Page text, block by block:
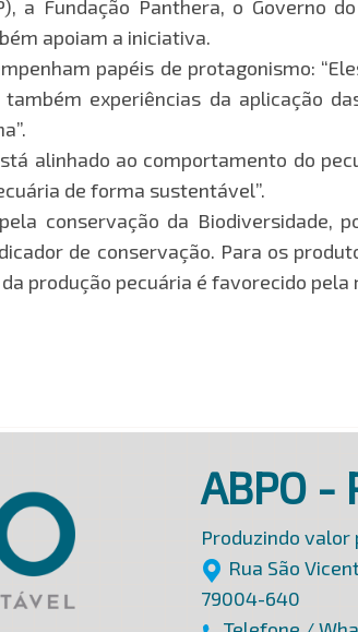
a Fundação Panthera, o Governo
apoiam a iniciativa.
papéis de protagonismo:
experiências da aplicação
alinhado ao comportamento do
de forma sustentável”.
conservação da Biodiversidade,
de conservação. Para os
produção pecuária é favorecido pela
ABPO
Produzindo valor
Rua São
79004-640